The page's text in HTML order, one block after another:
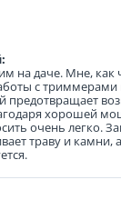
на даче. Мне, как
с триммерами
предотвращает
хорошей
очень легко.
траву и камни,